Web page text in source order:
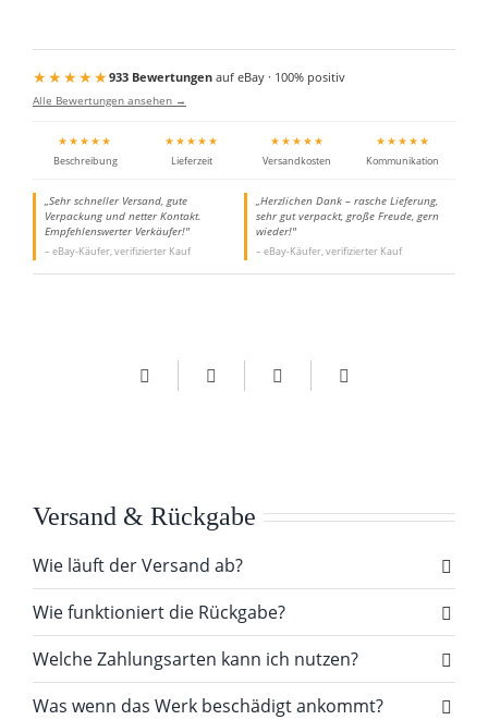
★★★★★933 Bewertungenauf eBay · 100% positiv
Alle Bewertungen ansehen →
★★★★★
Beschreibung
★★★★★
Lieferzeit
★★★★★
Versandkosten
★★★★★
Kommunikation
„Sehr schneller Versand, gute
Verpackung und netter Kontakt.
Empfehlenswerter Verkäufer!"
– eBay-Käufer, verifizierter Kauf
„Herzlichen Dank – rasche Lieferung,
sehr gut verpackt, große Freude, gern
wieder!"
– eBay-Käufer, verifizierter Kauf
Versand & Rückgabe
Wie läuft der Versand ab?
Wie funktioniert die Rückgabe?
Welche Zahlungsarten kann ich nutzen?
Was wenn das Werk beschädigt ankommt?